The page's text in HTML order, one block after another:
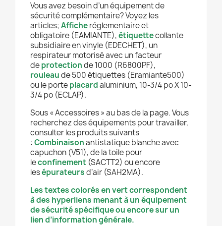
Vous avez besoin d’un équipement de
sécurité complémentaire? Voyez les
articles; Afficheréglementaire et
obligatoire (EAMIANTE),étiquettecollante
subsidiaire en vinyle (EDECHET), un
respirateur motorisé avec un facteur
deprotectionde 1000 (R6800PF),
rouleaude 500 étiquettes (Eramiante500)
ou le porteplacardaluminium, 10-3/4 po X 10-
3/4 po (ECLAP).
Sous « Accessoires » au bas de la page. Vous
recherchez des équipements pour travailler,
consulter les produits suivants
: Combinaisonantistatique blanche avec
capuchon (V51), de la toile pour
leconfinement (SACTT2) ou encore
lesépurateursd’air (SAH2MA).
Les textes colorés en vert correspondent
à des hyperliens menant à un équipement
de sécurité spécifique ou encore sur un
lien d’information générale.